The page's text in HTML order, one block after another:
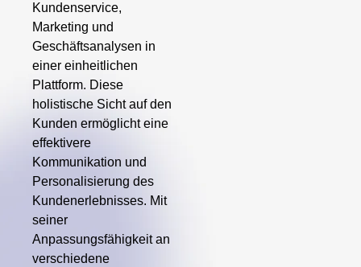
Kundenservice,
Marketing und
Geschäftsanalysen in
einer einheitlichen
Plattform. Diese
holistische Sicht auf den
Kunden ermöglicht eine
effektivere
Kommunikation und
Personalisierung des
Kundenerlebnisses. Mit
seiner
Anpassungsfähigkeit an
verschiedene